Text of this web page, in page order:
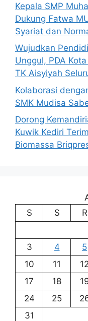
Kepala SMP
Dukung Fatwa
Syariat dan
Wujudkan
Unggul, PDA
TK Aisyiyah
Kolaborasi
SMK Mudisa
Dorong
Kuwik Kediri
Biomassa
S
S R
3
4 5
10
11 12
17
18
24
25
31